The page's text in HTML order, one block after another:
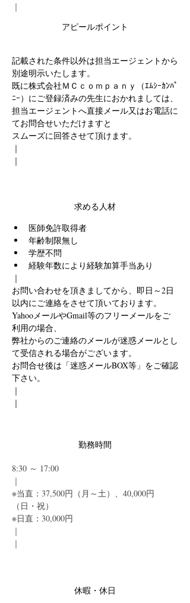
｜
アピールポイント
記載された条件以外は担当エージェントから
別途明示いたします。
既に株式会社ＭＣｃｏｍｐａｎｙ（ｴﾑｼｰｶﾝﾊﾟ
ﾆｰ）にご登録済みの先生におかれましては、
担当エージェントへ直接メール又はお電話に
てお問合せいただけますと
スムーズに回答させて頂けます。
｜
｜
求める人材
医師免許取得者
年齢制限無し
学歴不問
経験年数により経験加算手当あり
｜
お問い合わせを頂きましてから、即日～2日
以内にご連絡をさせて頂いております。
YahooメールやGmail等のフリーメールをご
利用の場合、
弊社からのご連絡のメールが迷惑メールとし
て受信される場合がございます。
お問合せ後は「迷惑メールBOX等」をご確認
下さい。
｜
｜
勤務時間
8:30 ～ 17:00
｜
※当直：37,500円（月～土）、40,000円
（日・祝）
※日直：30,000円
｜
｜
休暇・休日